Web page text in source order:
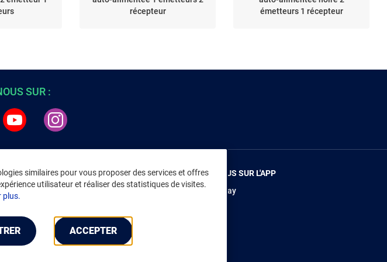
récepteur
émetteurs 1 récepteur
similaires pour vous proposer des services et offres
utilisateur et réaliser des statistiques de visites.
plus.
ACCEPTER
SUR :
LÉGALES
/CGU Marketplace
mes cookies
légales
: non conforme
RENDEZ-VOUS SUR L'APP